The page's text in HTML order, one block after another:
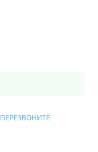
ПЕРЕЗВОНИТЕ